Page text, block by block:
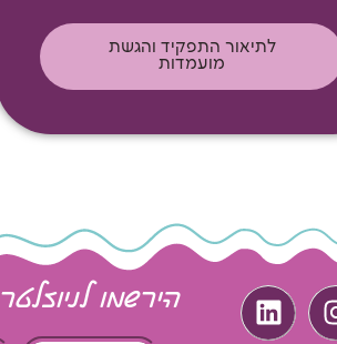
לתיאור התפקיד והגשת
מועמדות
הירשמו לניוזלטר